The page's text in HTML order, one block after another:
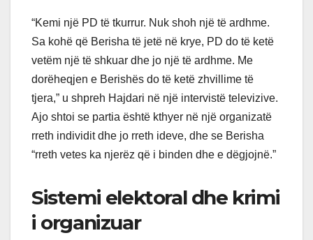
“Kemi një PD të tkurrur. Nuk shoh një të ardhme.
Sa kohë që Berisha të jetë në krye, PD do të ketë
vetëm një të shkuar dhe jo një të ardhme. Me
dorëheqjen e Berishës do të ketë zhvillime të
tjera,” u shpreh Hajdari në një intervistë televizive.
Ajo shtoi se partia është kthyer në një organizatë
rreth individit dhe jo rreth ideve, dhe se Berisha
“rreth vetes ka njerëz që i binden dhe e dëgjojnë.”
Sistemi elektoral dhe krimi
i organizuar